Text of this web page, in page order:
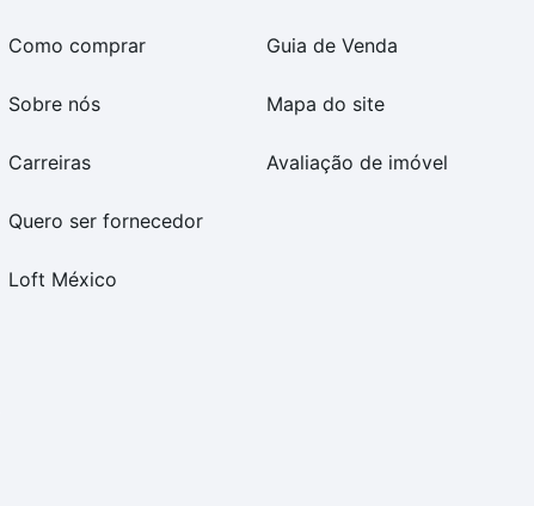
Como comprar
Sobre nós
Carreiras
Quero ser fornecedor
Loft México
Guia de Venda
Mapa do site
Avaliação de imóvel